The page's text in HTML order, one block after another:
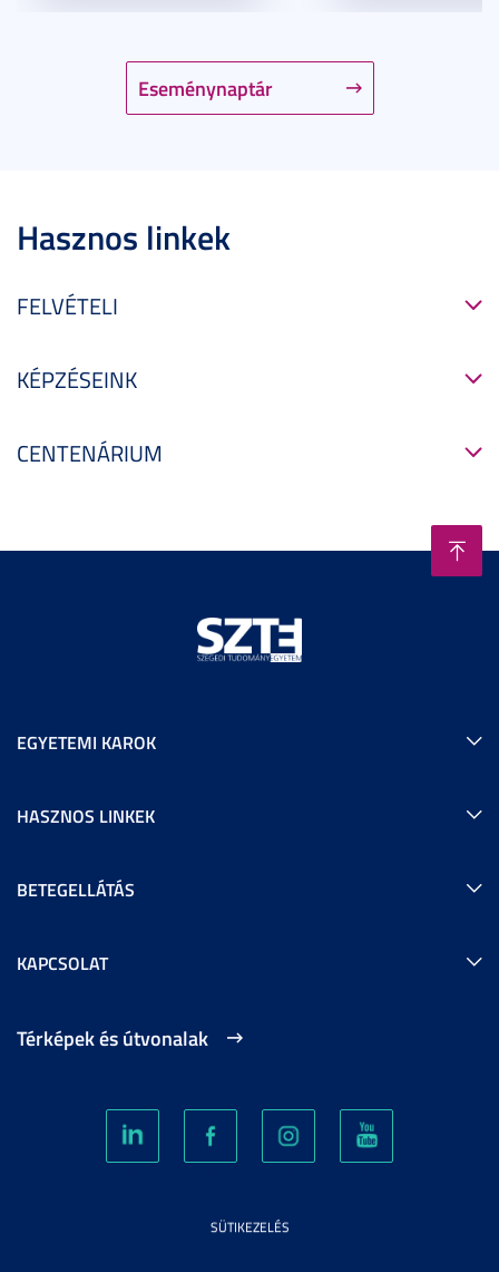
Eseménynaptár
Hasznos linkek
FELVÉTELI
KÉPZÉSEINK
CENTENÁRIUM
EGYETEMI KAROK
HASZNOS LINKEK
BETEGELLÁTÁS
KAPCSOLAT
Térképek és útvonalak
SÜTIKEZELÉS